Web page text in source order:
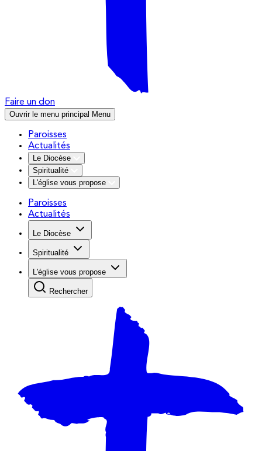
Faire un don
Ouvrir le menu principal Menu
Paroisses
Actualités
Le Diocèse
Spiritualité
L'église vous propose
Paroisses
Actualités
Le Diocèse
Spiritualité
L'église vous propose
Rechercher